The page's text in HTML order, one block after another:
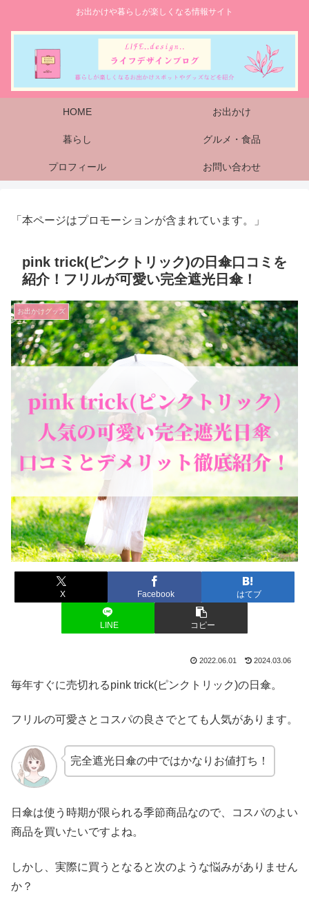
お出かけや暮らしが楽しくなる情報サイト
HOME お出かけ
暮らし グルメ・食品
プロフィール お問い合わせ
「本ページはプロモーションが含まれています。」
pink trick(ピンクトリック)の日傘口コミを
紹介！フリルが可愛い完全遮光日傘！
お出かけグッズ
X Facebook はてブ
LINE コピー
2022.06.01 2024.03.06
毎年すぐに売切れるpink trick(ピンクトリック)の日傘。
フリルの可愛さとコスパの良さでとても人気があります。
完全遮光日傘の中ではかなりお値打ち！
日傘は使う時期が限られる季節商品なので、コスパのよい
商品を買いたいですよね。
しかし、実際に買うとなると次のような悩みがありません
か？